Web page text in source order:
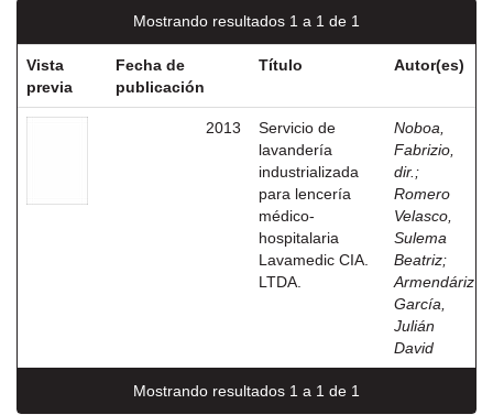
Mostrando resultados 1 a 1 de 1
Vista
previa
Fecha de
publicación
Título Autor(es)
2013
Servicio de
lavandería
industrializada
para lencería
médico-
hospitalaria
Lavamedic CIA.
LTDA.
Noboa,
Fabrizio,
dir. ;
Romero
Velasco,
Sulema
Beatriz;
Armendáriz
García,
Julián
David
Mostrando resultados 1 a 1 de 1